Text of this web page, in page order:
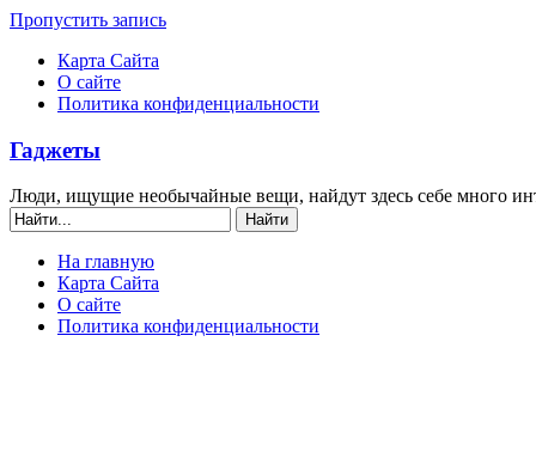
Пропустить запись
Карта Сайта
О сайте
Политика конфиденциальности
Гаджеты
Люди, ищущие необычайные вещи, найдут здесь себе много
На главную
Карта Сайта
О сайте
Политика конфиденциальности